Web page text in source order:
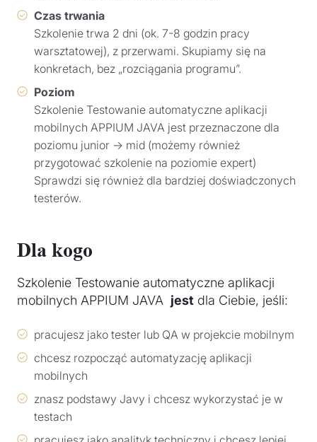
Czas trwania
Szkolenie trwa 2 dni (ok. 7-8 godzin pracy
warsztatowej), z przerwami. Skupiamy się na
konkretach, bez „rozciągania programu”.
Poziom
Szkolenie Testowanie automatyczne aplikacji
mobilnych APPIUM JAVA jest przeznaczone dla
poziomu junior → mid (możemy również
przygotować szkolenie na poziomie expert)
Sprawdzi się również dla bardziej doświadczonych
testerów.
Dla kogo
Szkolenie Testowanie automatyczne aplikacji
mobilnych APPIUM JAVA jest dla Ciebie, jeśli:
pracujesz jako tester lub QA w projekcie mobilnym
chcesz rozpocząć automatyzację aplikacji
mobilnych
znasz podstawy Javy i chcesz wykorzystać je w
testach